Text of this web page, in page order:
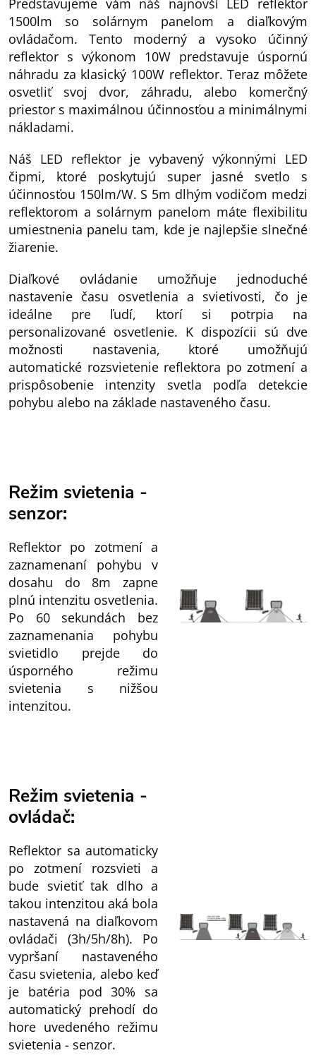
Predstavujeme vám náš najnovší LED reflektor
1500lm so solárnym panelom a diaľkovým
ovládačom. Tento moderný a vysoko účinný
reflektor s výkonom 10W predstavuje úspornú
náhradu za klasický 100W reflektor. Teraz môžete
osvetliť svoj dvor, záhradu, alebo komerčný
priestor s maximálnou účinnosťou a minimálnymi
nákladami.
Náš LED reflektor je vybavený výkonnými LED
čipmi, ktoré poskytujú super jasné svetlo s
účinnosťou 150lm/W. S 5m dlhým vodičom medzi
reflektorom a solárnym panelom máte flexibilitu
umiestnenia panelu tam, kde je najlepšie slnečné
žiarenie.
Diaľkové ovládanie umožňuje jednoduché
nastavenie času osvetlenia a svietivosti, čo je
ideálne pre ľudí, ktorí si potrpia na
personalizované osvetlenie. K dispozícii sú dve
možnosti nastavenia, ktoré umožňujú
automatické rozsvietenie reflektora po zotmení a
prispôsobenie intenzity svetla podľa detekcie
pohybu alebo na základe nastaveného času.
Režim svietenia -
senzor:
Reflektor po zotmení a
zaznamenaní pohybu v
dosahu do 8m zapne
plnú intenzitu osvetlenia.
Po 60 sekundách bez
zaznamenania pohybu
svietidlo prejde do
úsporného režimu
svietenia s nižšou
intenzitou.
Režim svietenia -
ovládač:
Reflektor sa automaticky
po zotmení rozsvieti a
bude svietiť tak dlho a
takou intenzitou aká bola
nastavená na diaľkovom
ovládači (3h/5h/8h). Po
vypršaní nastaveného
času svietenia, alebo keď
je batéria pod 30% sa
automatický prehodí do
hore uvedeného režimu
svietenia - senzor.